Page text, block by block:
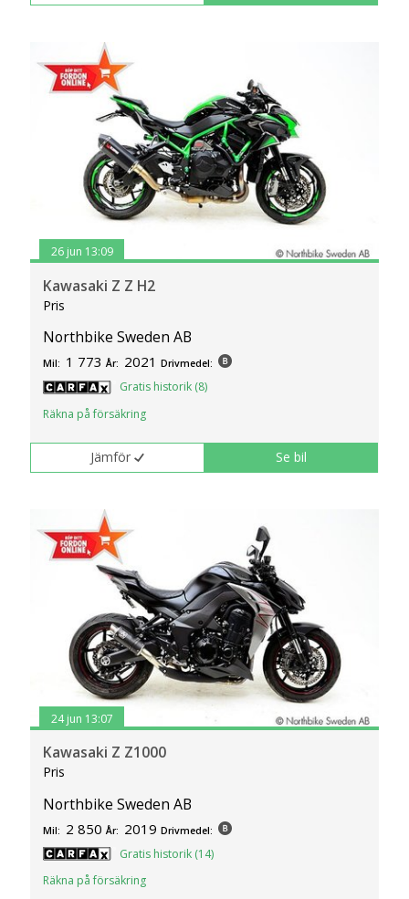
26 jun 13:09
Kawasaki Z Z H2
Pris
Northbike Sweden AB
Mil: 1 773 År: 2021 Drivmedel:
Gratis historik (8)
Räkna på försäkring
Jämför Se bil
24 jun 13:07
Kawasaki Z Z1000
Pris
Northbike Sweden AB
Mil: 2 850 År: 2019 Drivmedel:
Gratis historik (14)
Räkna på försäkring